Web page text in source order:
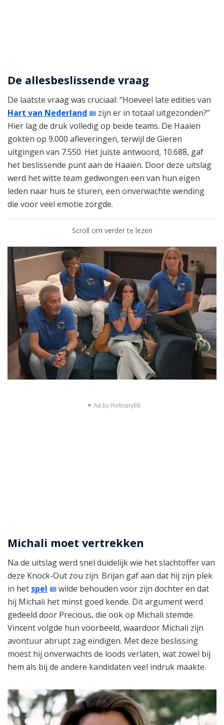
De allesbeslissende vraag
De laatste vraag was cruciaal: “Hoeveel late edities van
Hart van Nederland
zijn er in totaal uitgezonden?”
Hier lag de druk volledig op beide teams. De Haaien
gokten op 9.000 afleveringen, terwijl de Gieren
uitgingen van 7.550. Het juiste antwoord, 10.688, gaf
het beslissende punt aan de Haaien. Door deze uitslag
werd het witte team gedwongen een van hun eigen
leden naar huis te sturen, een onverwachte wending
die voor veel emotie zorgde.
Scroll om verder te lezen
▼ Ad by Refinery89
Michali moet vertrekken
Na de uitslag werd snel duidelijk wie het slachtoffer van
deze Knock-Out zou zijn. Brijan gaf aan dat hij zijn plek
in het spel
wilde behouden voor zijn dochter en dat
hij Michali het minst goed kende. Dit argument werd
gedeeld door Precious, die ook op Michali stemde.
Vincent volgde hun voorbeeld, waardoor Michali zijn
avontuur abrupt zag eindigen. Met deze beslissing
moest hij onverwachts de loods verlaten, wat zowel bij
hem als bij de andere kandidaten veel indruk maakte.